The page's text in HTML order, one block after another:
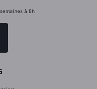
à 8h